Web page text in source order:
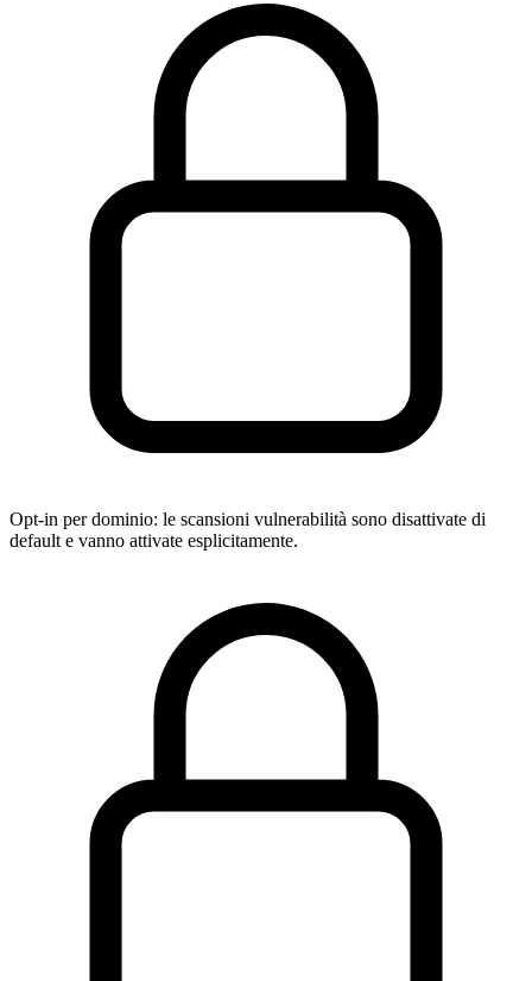
Opt-in per dominio: le scansioni vulnerabilità sono disattivate di
default e vanno attivate esplicitamente.